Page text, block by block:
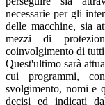
necessarie per gli
delle macchine, sia
mezzi di
coinvolgimento di
Quest'ultimo sarà
cui programmi,
svolgimento, nomi e
decisi ed indicati